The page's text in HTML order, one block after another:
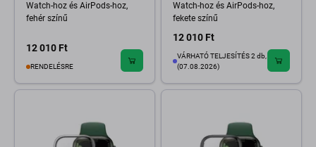
Watch-hoz és AirPods-hoz,
fehér színű
12 010 Ft
RENDELÉSRE
Watch-hoz és AirPods-hoz,
fekete színű
12 010 Ft
VÁRHATÓ TELJESÍTÉS 2 db,
(07.08.2026)